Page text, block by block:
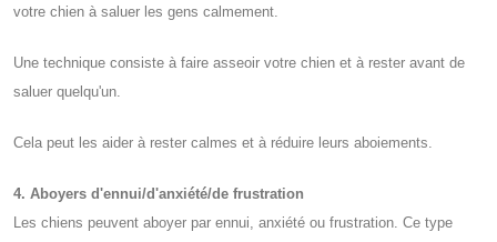
votre chien à saluer les gens calmement.
Une technique consiste à faire asseoir votre chien et à rester avant de
saluer quelqu'un.
Cela peut les aider à rester calmes et à réduire leurs aboiements.
4. Aboyers d'ennui/d'anxiété/de frustration
Les chiens peuvent aboyer par ennui, anxiété ou frustration. Ce type